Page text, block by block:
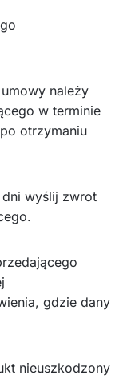
należy
w terminie
otrzymaniu
dni wyślij zwrot
gdzie dany
nieuszkodzony